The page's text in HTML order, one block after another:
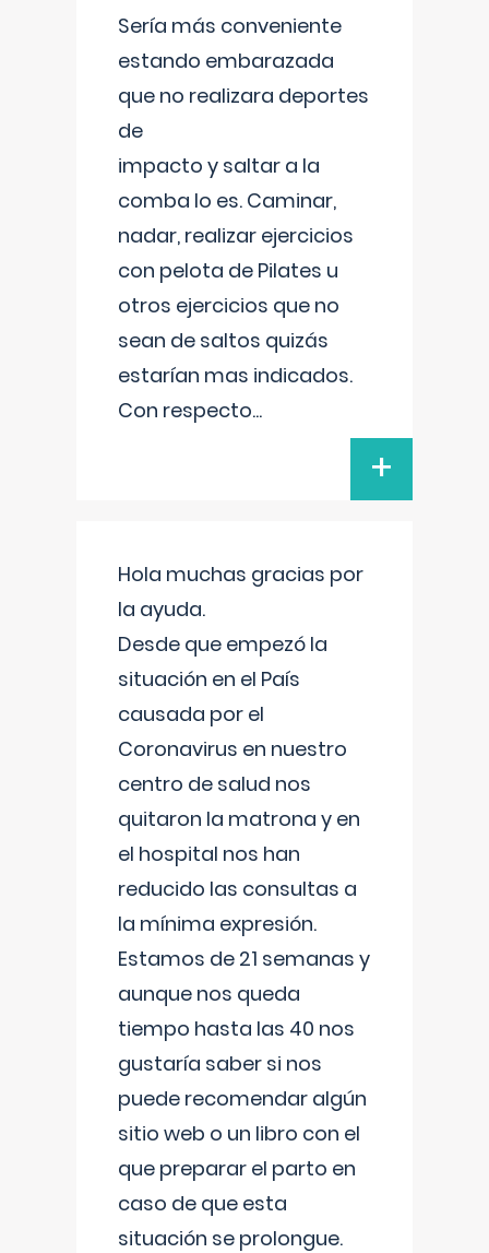
Sería más conveniente
estando embarazada
que no realizara deportes
de
impacto y saltar a la
comba lo es. Caminar,
nadar, realizar ejercicios
con pelota de Pilates u
otros ejercicios que no
sean de saltos quizás
estarían mas indicados.
Con respecto...
+
Hola muchas gracias por
la ayuda.
Desde que empezó la
situación en el País
causada por el
Coronavirus en nuestro
centro de salud nos
quitaron la matrona y en
el hospital nos han
reducido las consultas a
la mínima expresión.
Estamos de 21 semanas y
aunque nos queda
tiempo hasta las 40 nos
gustaría saber si nos
puede recomendar algún
sitio web o un libro con el
que preparar el parto en
caso de que esta
situación se prolongue.